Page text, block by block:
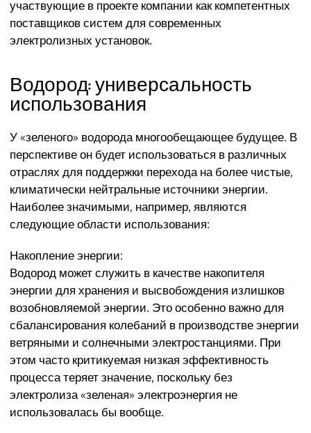
участвующие в проекте компании как компетентных
поставщиков систем для современных
электролизных установок.
Водород: универсальность
использования
У «зеленого» водорода многообещающее будущее. В
перспективе он будет использоваться в различных
отраслях для поддержки перехода на более чистые,
климатически нейтральные источники энергии.
Наиболее значимыми, например, являются
следующие области использования:
Накопление энергии:
Водород может служить в качестве накопителя
энергии для хранения и высвобождения излишков
возобновляемой энергии. Это особенно важно для
сбалансирования колебаний в производстве энергии
ветряными и солнечными электростанциями. При
этом часто критикуемая низкая эффективность
процесса теряет значение, поскольку без
электролиза «зеленая» электроэнергия не
использовалась бы вообще.